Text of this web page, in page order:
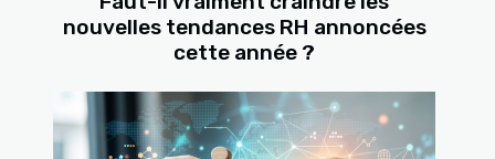
nouvelles tendances RH annoncées
cette année ?